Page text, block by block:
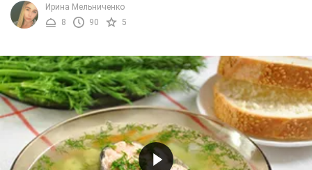
Ирина Мельниченко
8
90 5